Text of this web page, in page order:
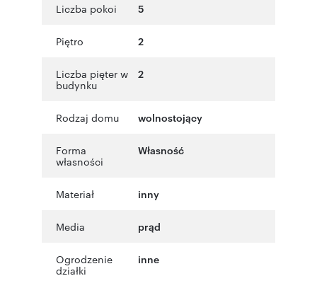
Liczba pokoi 5
Piętro 2
Liczba pięter w
budynku
2
Rodzaj domu wolnostojący
Forma
własności
Własność
Materiał inny
Media prąd
Ogrodzenie
działki
inne